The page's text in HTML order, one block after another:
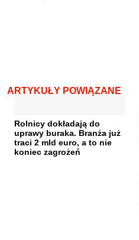
ARTYKUŁY POWIĄZANE
Rolnicy dokładają do
uprawy buraka. Branża już
traci 2 mld euro, a to nie
koniec zagrożeń